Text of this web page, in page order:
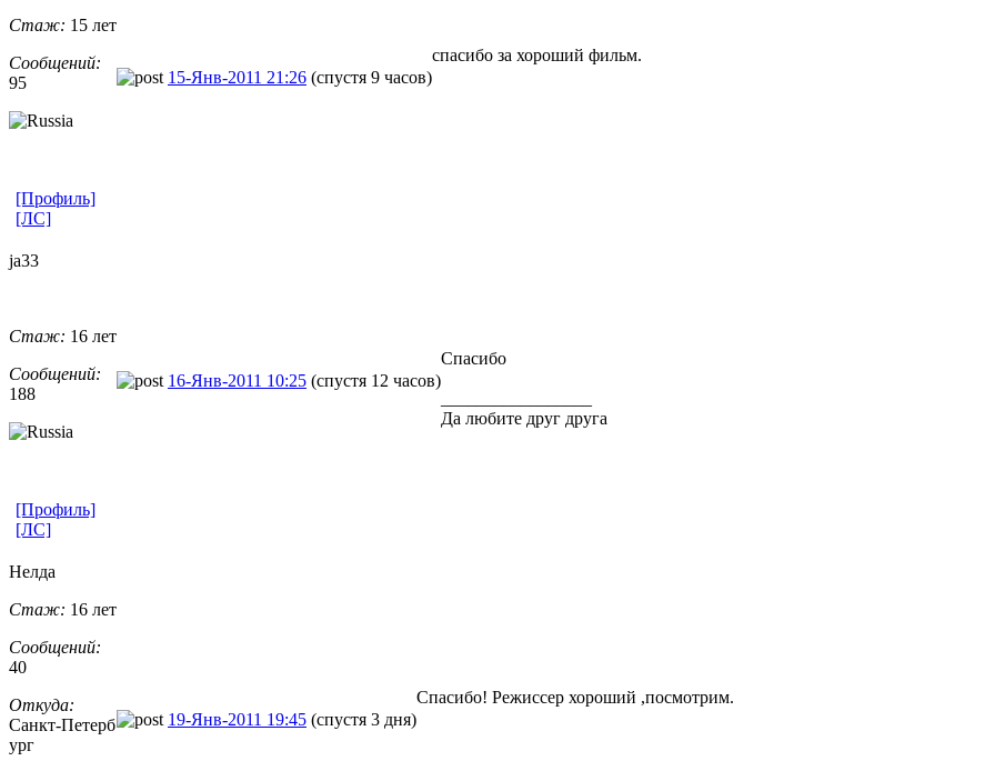
Стаж: 15 лет
Сообщений:
95
15-Янв-2011 21:26 (спустя 9 часов)
спасибо за хороший фильм.
[Профиль]
[ЛС]
ja33
Стаж: 16 лет
Сообщений:
188
16-Янв-2011 10:25 (спустя 12 часов)
Спасибо
Да любите друг друга
[Профиль]
[ЛС]
Нелда
Стаж: 16 лет
Сообщений:
40
Откуда:
Санкт-Петерб
ург
19-Янв-2011 19:45 (спустя 3 дня)
Спасибо! Режиссер хороший ,посмотрим.